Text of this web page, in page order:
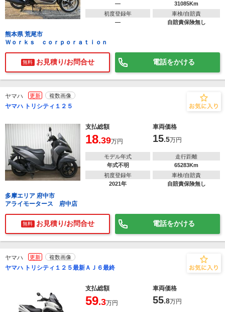
―
31085Km
初度登録年
―
車検/自賠責
自賠責保険無し
熊本県 荒尾市
Ｗｏｒｋｓ ｃｏｒｐｏｒａｔｉｏｎ
無料 お見積り/お問合せ 電話をかける
ヤマハ 更新 複数画像
ヤマハ トリシティ１２５
支払総額 車両価格
18.39万円 15.5万円
モデル年式
年式不明
走行距離
65283Km
初度登録年
2021年
車検/自賠責
自賠責保険無し
多摩エリア 府中市
アライモータース 府中店
無料 お見積り/お問合せ 電話をかける
ヤマハ 更新 複数画像
ヤマハ トリシティ１２５最新ＡＪ６最終
支払総額 車両価格
59.3万円 55.8万円